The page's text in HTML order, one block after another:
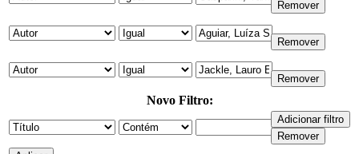
Novo Filtro: